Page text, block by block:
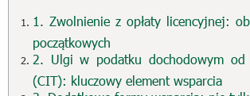
1. Zwolnienie z opłaty licencyjnej:
początkowych
2. Ulgi w podatku dochodowym od
(CIT): kluczowy element wsparcia